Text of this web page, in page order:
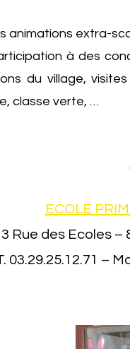
animations extra-
à des
du village,
classe verte, …
ECOLE
3 Rue des Ecoles –
03.29.25.12.71 –